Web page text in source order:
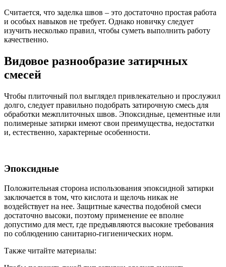
Считается, что заделка швов – это достаточно простая работа
и особых навыков не требует. Однако новичку следует
изучить несколько правил, чтобы суметь выполнить работу
качественно.
Видовое разнообразие затирчных
смесей
Чтобы плиточный пол выглядел привлекательно и прослужил
долго, следует правильно подобрать затирочную смесь для
обработки межплиточных швов. Эпоксидные, цементные или
полимерные затирки имеют свои преимущества, недостатки
и, естественно, характерные особенности.
Эпоксидные
Положительная сторона использования эпоксидной затирки
заключается в том, что кислота и щелочь никак не
воздействует на нее. Защитные качества подобной смеси
достаточно высоки, поэтому применение ее вполне
допустимо для мест, где предъявляются высокие требования
по соблюдению санитарно-гигиенических норм.
Также читайте материалы: